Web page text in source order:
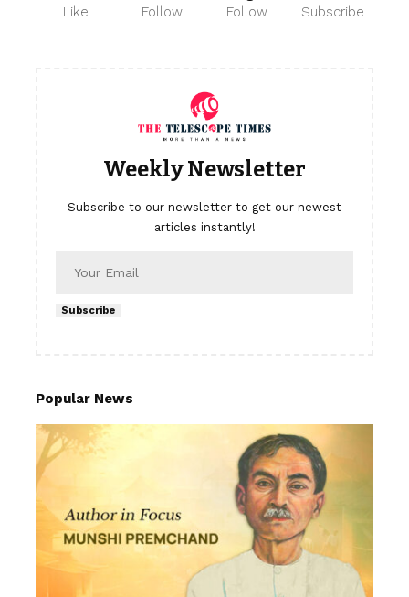
Like Follow Follow Subscribe
Weekly Newsletter
Subscribe to our newsletter to get our newest
articles instantly!
Subscribe
Popular News